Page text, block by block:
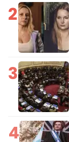
2
3
4